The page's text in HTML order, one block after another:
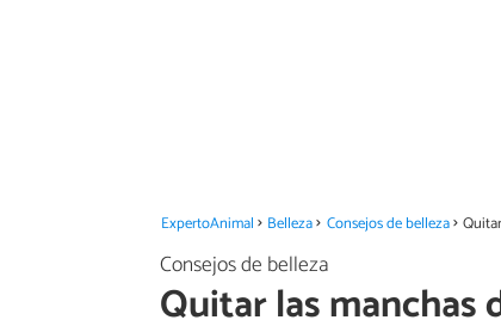
ExpertoAnimal Belleza Consejos de belleza
Consejos de belleza
Quitar las manchas